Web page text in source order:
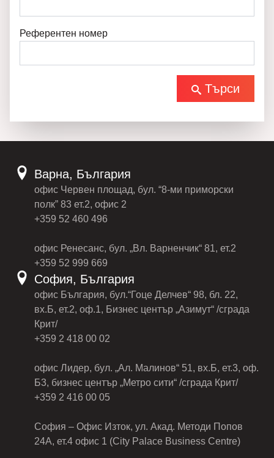
Референтен номер
Търси
Варна, България
офис Червен площад, бул. “8-ми приморски
полк” 83 ет.2, офис 2
+359 52 460 496
офис Ренесанс, бул. „Вл. Варненчик“ 81, ет.2
+359 52 999 669
София, България
офис България, бул.“Гоце Делчев“ 98, бл. 22,
вх.Б, ет.2, оф.1, Бизнес център „Азимут“ /сграда
Крит/
+359 2 418 00 02
офис Лидер, бул. „Ал. Малинов“ 51, вх.Б, ет.3, оф.
Б3, бизнес център „Метро сити“ /сграда Крит/
+359 2 416 00 05
София – Офис Изток, ул. Акад. Методи Попов
24А, ет.4 офис 1 (City Palace Business Centre)